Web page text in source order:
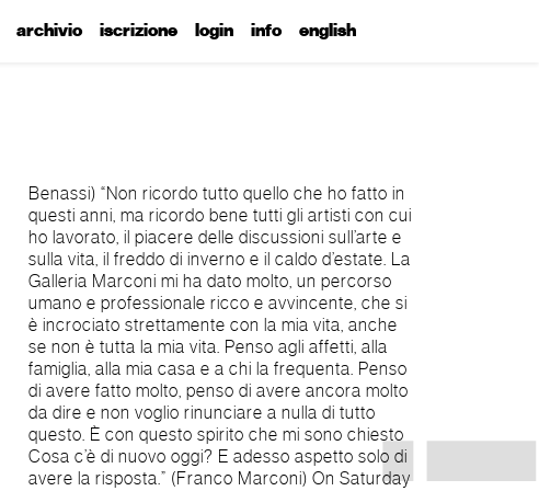
archivio iscrizione login info english